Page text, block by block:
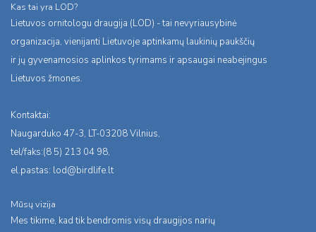
Kas tai yra LOD?
Lietuvos ornitologu draugija (LOD) - tai nevyriausybinė
organizacija, vienijanti Lietuvoje aptinkamų laukinių paukščių
ir jų gyvenamosios aplinkos tyrimams ir apsaugai neabejingus
Lietuvos žmones.
Kontaktai:
Naugarduko 47-3, LT-03208 Vilnius,
tel/faks:(8 5) 213 04 98,
el.pastas: lod@birdlife.lt
Mūsų vizija
Mes tikime, kad tik bendromis visų draugijos narių